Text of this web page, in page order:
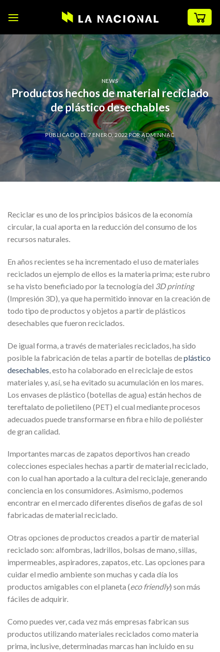
NEWS
Productos hechos de material reciclado
de plástico desechables
PUBLICADO EL7 ENERO, 2022PORADMINNAC
Reciclar es uno de los principios básicos de la economía
circular, la cual aporta en la reducción del consumo de los
recursos naturales.
En años recientes se ha incrementado el uso de materiales
reciclados un ejemplo de ellos es la materia prima; este rubro
se ha visto beneficiado por la tecnología del 3D printing
(Impresión 3D), ya que ha permitido innovar en la creación de
todo tipo de productos y objetos a partir de plásticos
desechables que fueron reciclados.
De igual forma, a través de materiales reciclados, ha sido
posible la fabricación de telas a partir de botellas deplástico
desechables , esto ha colaborado en el reciclaje de estos
materiales y, así, se ha evitado su acumulación en los mares.
Los envases de plástico (botellas de agua) están hechos de
tereftalato de polietileno (PET) el cual mediante procesos
adecuados puede transformarse en fibra e hilo de poliéster
de gran calidad.
Importantes marcas de zapatos deportivos han creado
colecciones especiales hechas a partir de material reciclado,
con lo cual han aportado a la cultura del reciclaje, generando
conciencia en los consumidores. Asimismo, podemos
encontrar en el mercado diferentes diseños de gafas de sol
fabricadas de material reciclado.
Otras opciones de productos creados a partir de material
reciclado son: alfombras, ladrillos, bolsas de mano, sillas,
impermeables, aspiradores, zapatos, etc. Las opciones para
cuidar el medio ambiente son muchas y cada día los
productos amigables con el planeta (eco friendly) son más
fáciles de adquirir.
Como puedes ver, cada vez más empresas fabrican sus
productos utilizando materiales reciclados como materia
prima, inclusive, determinadas marcas han incluido en su